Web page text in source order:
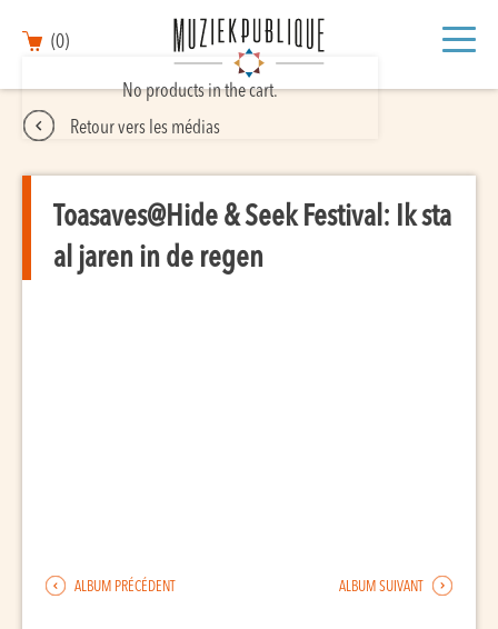
(0)
No products in the cart.
Retour vers les médias
Toasaves@Hide & Seek Festival: Ik sta
al jaren in de regen
ALBUM PRÉCÉDENT ALBUM SUIVANT